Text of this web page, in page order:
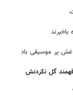
پر موسیقی باد
گل نکردنش